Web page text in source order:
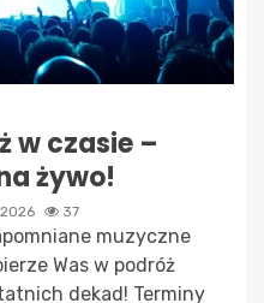
w czasie –
żywo!
37
muzyczne
Was w podróż
dekad! Terminy